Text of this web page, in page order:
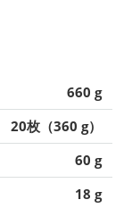
660 g
20枚（360 g）
60 g
18 g